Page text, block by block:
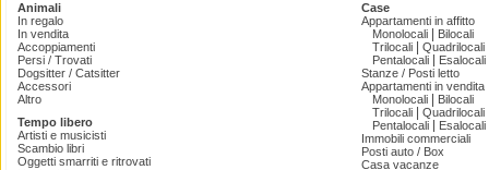
Animali
In regalo
In vendita
Accoppiamenti
Persi / Trovati
Dogsitter / Catsitter
Accessori
Altro
Tempo libero
Artisti e musicisti
Scambio libri
Oggetti smarriti e ritrovati
Case
Appartamenti in affitto
Monolocali
Bilocali
Trilocali
Quadrilocali
Pentalocali
Esalocali
Stanze / Posti letto
Appartamenti in vendita
Monolocali
Bilocali
Trilocali
Quadrilocali
Pentalocali
Esalocali
Immobili commerciali
Posti auto / Box
Casa vacanze